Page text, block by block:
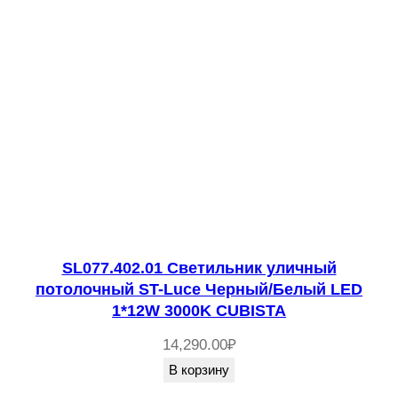
SL077.402.01 Светильник уличный
потолочный ST-Luce Черный/Белый LED
1*12W 3000K CUBISTA
14,290.00₽
В корзину